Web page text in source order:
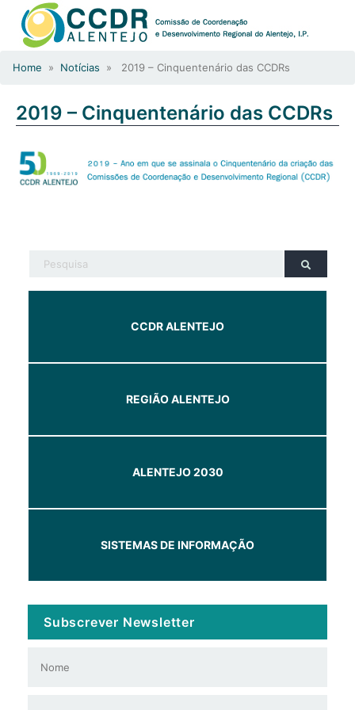
Home » Notícias » 2019 – Cinquentenário das CCDRs
2019 – Cinquentenário das CCDRs
CCDR ALENTEJO
REGIÃO ALENTEJO
ALENTEJO 2030
SISTEMAS DE INFORMAÇÃO
Subscrever Newsletter